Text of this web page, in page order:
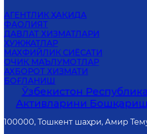
АГЕНТЛИК ҲАҚИДА
ФАОЛИЯТ
ДАВЛАТ ХИЗМАТЛАРИ
ҲУЖЖАТЛАР
MАХФИЙЛИК СИЁСАТИ
ОЧИҚ МАЪЛУМОТЛАР
АХБОРОТ ХИЗМАТИ
БОҒЛАНИШ
Ўзбекистон
Активларини Бошқариш
100000, Тошкент шаҳри, Амир